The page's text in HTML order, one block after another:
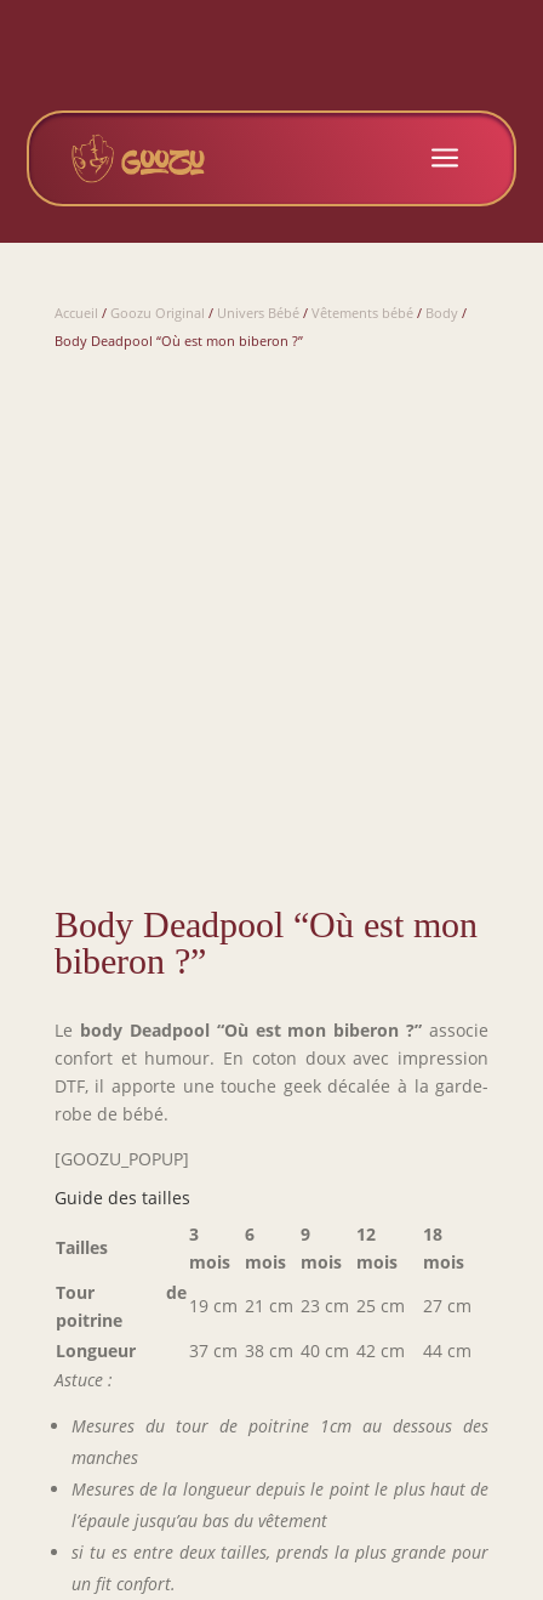
a
Accueil / Goozu Original / Univers Bébé/ Vêtements bébé/ Body/
Body Deadpool “Où est mon biberon ?”
Body Deadpool “Où est mon
biberon ?”
Le body Deadpool “Où est mon biberon ?” associe
confort et humour. En coton doux avec impression
DTF, il apporte une touche geek décalée à la garde-
robe de bébé.
[GOOZU_POPUP]
Guide des tailles
Tailles
3
mois
6
mois
9
mois
12
mois
18
mois
Tour de
poitrine
19 cm 21 cm 23 cm 25 cm
27 cm
Longueur
37 cm 38 cm 40 cm 42 cm
44 cm
Astuce :
Mesures du tour de poitrine 1cm au dessous des
manches
Mesures de la longueur depuis le point le plus haut de
l’épaule jusqu’au bas du vêtement
si tu es entre deux tailles, prends la plus grande pour
un fit confort.